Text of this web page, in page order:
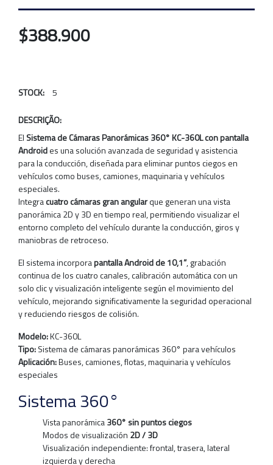
$388.900
STOCK: 5
DESCRIÇÃO:
El Sistema de Cámaras Panorámicas 360° KC-360L con pantalla
Androides una solución avanzada de seguridad y asistencia
para la conducción, diseñada para eliminar puntos ciegos en
vehículos como buses, camiones, maquinaria y vehículos
especiales.
Integracuatro cámaras gran angularque generan una vista
panorámica 2D y 3D en tiempo real, permitiendo visualizar el
entorno completo del vehículo durante la conducción, giros y
maniobras de retroceso.
El sistema incorporapantalla Android de 10,1”, grabación
continua de los cuatro canales, calibración automática con un
solo clic y visualización inteligente según el movimiento del
vehículo, mejorando significativamente la seguridad operacional
y reduciendo riesgos de colisión.
Modelo:KC-360L
Tipo:Sistema de cámaras panorámicas 360° para vehículos
Aplicación:Buses, camiones, flotas, maquinaria y vehículos
especiales
Sistema 360°
Vista panorámica360° sin puntos ciegos
Modos de visualización 2D / 3D
Visualización independiente: frontal, trasera, lateral
izquierda y derecha